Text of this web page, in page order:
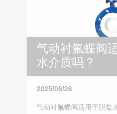
气动衬氟蝶阀
水介质吗？
2025/06/26
气动衬氟蝶阀适用于脱盐